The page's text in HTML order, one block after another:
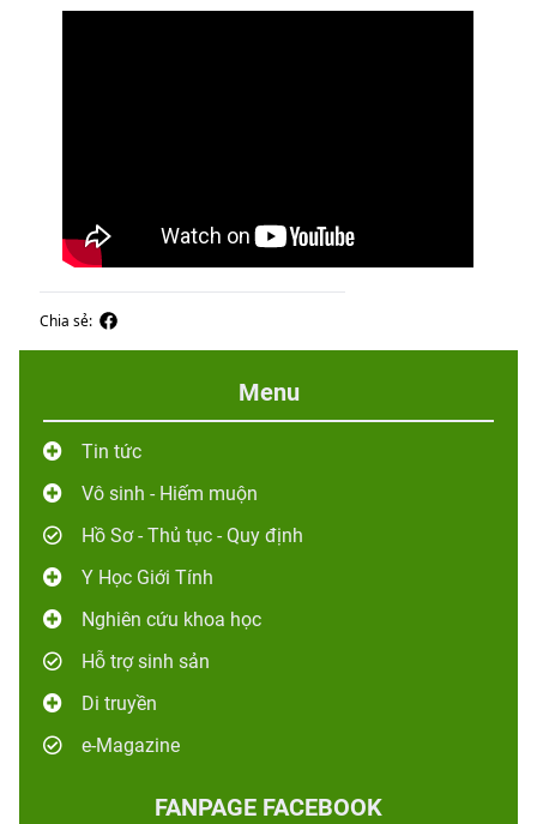
Chia sẻ:
Menu
Tin tức
Vô sinh - Hiếm muộn
Hồ Sơ - Thủ tục - Quy định
Y Học Giới Tính
Nghiên cứu khoa học
Hỗ trợ sinh sản
Di truyền
e-Magazine
FANPAGE FACEBOOK